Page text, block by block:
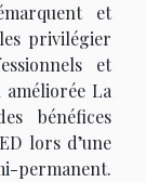
et
privilégier
et
améliorée La
bénéfices
lors d’une
permanent.